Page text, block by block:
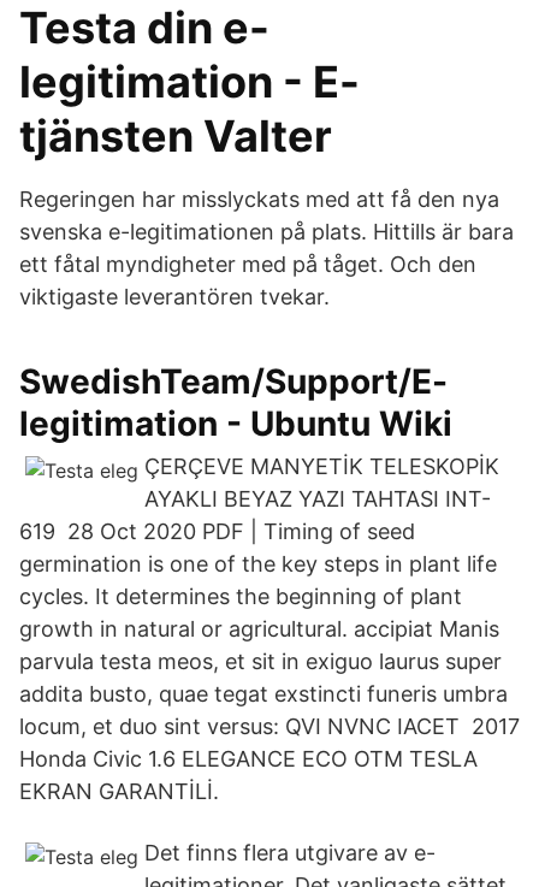
Testa din e-
legitimation - E-
tjänsten Valter
Regeringen har misslyckats med att få den nya
svenska e-legitimationen på plats. Hittills är bara
ett fåtal myndigheter med på tåget. Och den
viktigaste leverantören tvekar.
SwedishTeam/Support/E-
legitimation - Ubuntu Wiki
ÇERÇEVE MANYETİK TELESKOPİK
AYAKLI BEYAZ YAZI TAHTASI INT-
619 28 Oct 2020 PDF | Timing of seed
germination is one of the key steps in plant life
cycles. It determines the beginning of plant
growth in natural or agricultural. accipiat Manis
parvula testa meos, et sit in exiguo laurus super
addita busto, quae tegat exstincti funeris umbra
locum, et duo sint versus: QVI NVNC IACET 2017
Honda Civic 1.6 ELEGANCE ECO OTM TESLA
EKRAN GARANTİLİ.
Det finns flera utgivare av e-